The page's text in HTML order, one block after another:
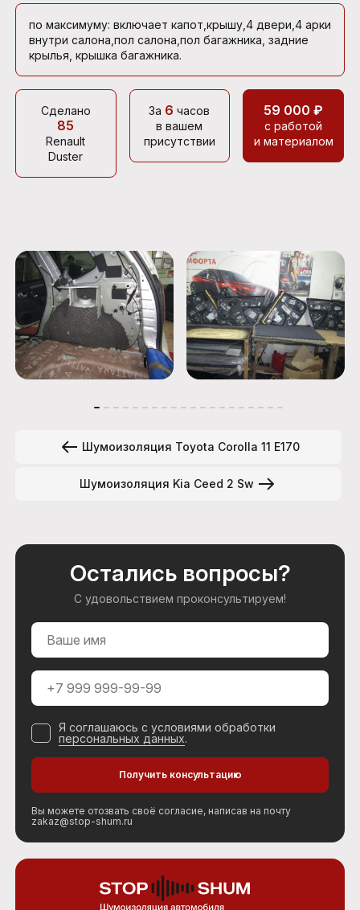
по максимуму: включает капот,крышу,4 двери,4 арки
внутри салона,пол салона,пол багажника, задние
крылья, крышка багажника.
Сделано
85
Renault
Duster
За 6 часов
в вашем
присутствии
59 000 ₽
с работой
и материалом
Шумоизоляция Toyota Corolla 11 E170
Шумоизоляция Kia Ceed 2 Sw
Остались вопросы?
С удовольствием проконсультируем!
Я соглашаюсь с условиями обработки
персональных данных.
Вы можете отозвать своё согласие, написав на почту
zakaz@stop-shum.ru